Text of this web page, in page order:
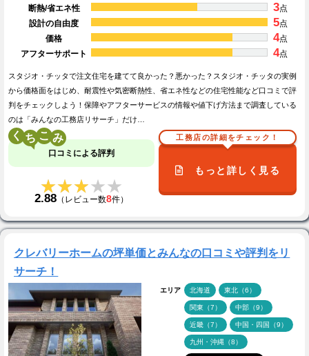
断熱/省エネ性
3点
設計の自由度
5点
価格
4点
アフターサポート
4点
スタジオ・チッタで注文住宅を建てて良かった？悪かった？スタジオ・チッタの実例
から価格面をはじめ、耐震性や気密断熱性、省エネ性などの住宅性能など口コミで評
判をチェックしよう！保障やアフターサービスの情報や値下げ方法まで調査している
のは「みんなの工務店リサーチ」だけ…
く こ
口コミによる評判
★★★★★
★★★★★
2.88 （レビュー数8件）
工務店の詳細をチェック！
もっと詳しく見る
クレバリーホームの坪単価とみんなの口コミや評判をリ
サーチ！
エリア 北海道 東北（6）
関東（7） 中部（9）
近畿（7） 中国・四国（9）
九州・沖縄（8）